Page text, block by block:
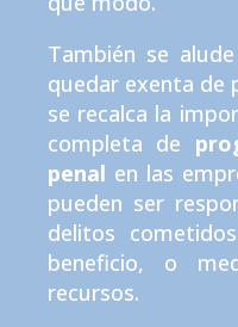
También se
quedar exenta de
se recalca la
completa de
penal en las
pueden ser
delitos
beneficio, o
recursos.